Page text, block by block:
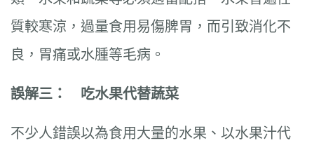
質較寒涼，過量食用易傷脾胃，而引致消化不
良，胃痛或水腫等毛病。
誤解三： 吃水果代替蔬菜
不少人錯誤以為食用大量的水果、以水果汁代